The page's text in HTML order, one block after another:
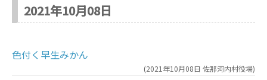
2021年10月08日
色付く早生みかん
(2021年10月08日 佐那河内村役場)